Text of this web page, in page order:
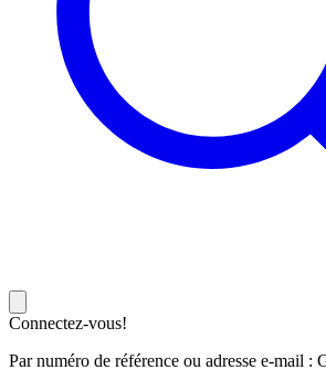
Connectez-vous!
Par numéro de référence ou adresse e-mail :